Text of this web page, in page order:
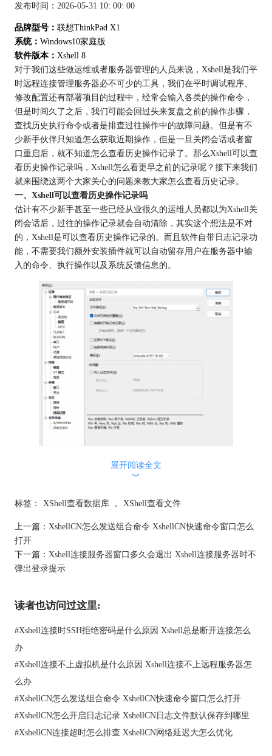
发布时间：2026-05-31 10: 00: 00
品牌型号： 联想ThinkPad X1
系统： Windows10家庭版
软件版本： Xshell 8
对于我们这些做运维或者服务器管理的人员来说，Xshell是我们平
时远程连接管理服务器必不可少的工具，我们在平时调试程序、
修改配置还有部署项目的过程中，经常会输入各类的操作命令，
但是时间久了之后，我们可能会回过头来复盘之前的操作步骤，
查找历史执行命令或者是排查过往操作中的故障问题。但是有不
少新手伙伴只知道怎么获取近期操作，但是一旦关闭会话或者窗
口重启后，就不知道怎么查看历史操作记录了。那么Xshell可以查
看历史操作记录吗，Xshell怎么看更早之前的记录呢？接下来我们
就来围绕这两个大家关心的问题来教大家怎么查看历史记录。
一、Xshell可以查看历史操作记录吗
估计有不少新手甚至一些已经从业很久的运维人员都以为Xshell关
闭会话后，过往的操作记录就会自动清除，其实这个想法是不对
的，Xshell是可以查看历史操作记录的。而且软件自带日志记录功
能，不需要我们额外安装插件就可以自动留存用户在服务器中输
入的命令、执行操作以及系统反馈信息的。
图1：会话日志记录
期记录。
键可以反向搜索，通过输关键词匹配历史命令。
图3：反向搜索
还可以在终端里输入history命令，查看全部历史记录，当然，这
展开阅读全文
︾
标签： XShell查看数据库 ， XShell查看文件
上一篇： XshellCN怎么发送组合命令 XshellCN快速命令窗口怎么
打开
下一篇： Xshell连接服务器窗口多久会退出 Xshell连接服务器时不
弹出登录提示
读者也访问过这里:
#Xshell连接时SSH拒绝密码是什么原因 Xshell总是断开连接怎么
办
#Xshell连接不上虚拟机是什么原因 Xshell连接不上远程服务器怎
么办
#XshellCN怎么发送组合命令 XshellCN快速命令窗口怎么打开
#XshellCN怎么开启日志记录 XshellCN日志文件默认保存到哪里
#XshellCN连接超时怎么排查 XshellCN网络延迟大怎么优化